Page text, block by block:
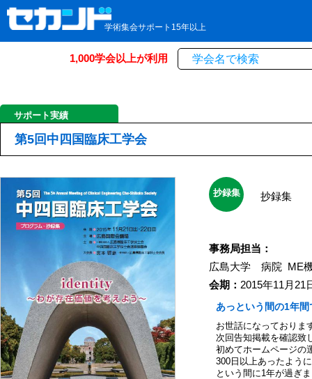
学術集会サポート15年以上
1,000学会以上が利用
サポート実績
第5回中四国臨床工学会
抄録集 抄録集
事務局担当：
広島大学 病院 ME
会期： 2015年11月21
あっという間の1年間
お世話になっておりま
次回告知掲載を確認致
初めてホームページの
300日以上あったよう
という間に1年が過ぎ